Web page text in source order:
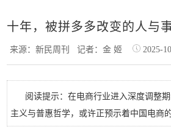
十年，被拼多多改变的人与
来源：新民周刊记者：金 姬 2025-
阅读提示：在电商行业进入深度调整
主义与普惠哲学，或许正预示着中国电商